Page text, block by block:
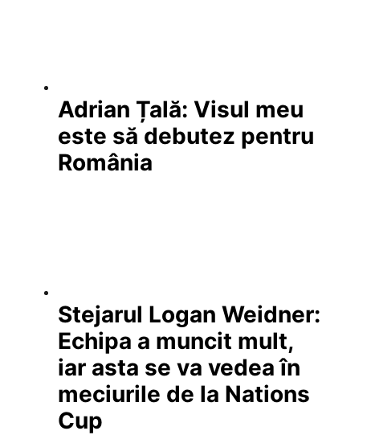
Adrian Țală: Visul meu
este să debutez pentru
România
Stejarul Logan Weidner:
Echipa a muncit mult,
iar asta se va vedea în
meciurile de la Nations
Cup